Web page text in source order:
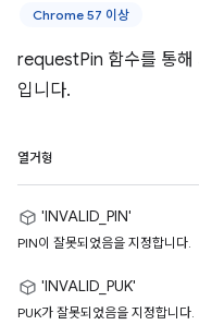
Chrome 57 이상
requestPin 함수를 통해
입니다.
열거형
'INVALID_PIN'
PIN이 잘못되었음을 지정합니다.
'INVALID_PUK'
PUK가 잘못되었음을 지정합니다.